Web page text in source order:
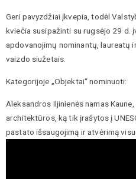
Geri pavyzdžiai įkvepia, todėl
kviečia susipažinti su rugsėjo 29 d.
apdovanojimų nominantų, laureatų
vaizdo siužetais.
Kategorijoje „Objektai“ nominuoti:
Aleksandros Iljinienės namas
architektūros, ką tik įrašytos į
pastato išsaugojimą ir atvėrimą